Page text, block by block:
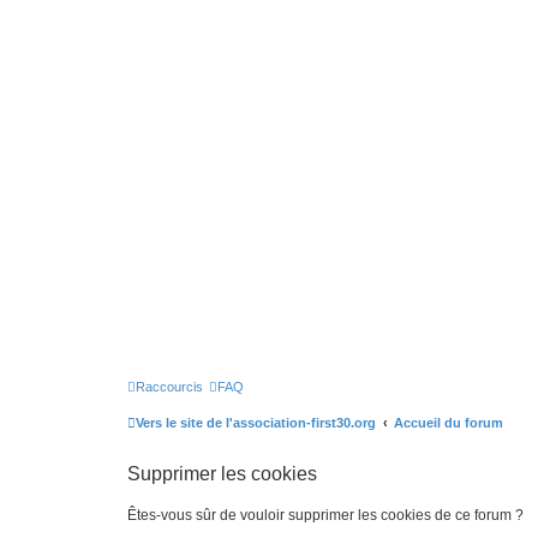
Raccourcis FAQ
Vers le site de l'association-first30.org Accueil du forum
Supprimer les cookies
Êtes-vous sûr de vouloir supprimer les cookies de ce forum ?